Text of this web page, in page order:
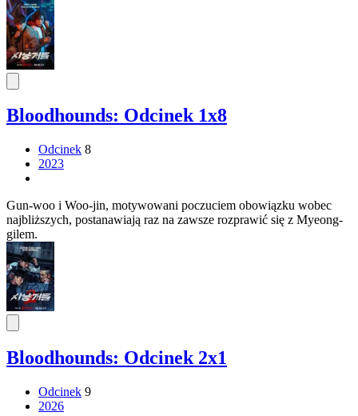
Bloodhounds: Odcinek 1x8
Odcinek 8
2023
Gun-woo i Woo-jin, motywowani poczuciem obowiązku wobec
najbliższych, postanawiają raz na zawsze rozprawić się z Myeong-
gilem.
Bloodhounds: Odcinek 2x1
Odcinek 9
2026